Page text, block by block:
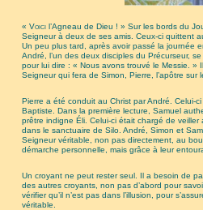
« Voicil’Agneau de Dieu ! » Sur les bords du
Seigneur à deux de ses amis. Ceux-ci quittent
Un peu plus tard, après avoir passé la journée
André, l’un des deux disciples du Précurseur,
pour lui dire : « Nous avons trouvé le Messie. »
Seigneur qui fera de Simon, Pierre, l’apôtre sur
Pierre a été conduit au Christ par André. Celui-
Baptiste. Dans la première lecture, Samuel
prêtre indigne Éli. Celui-ci était chargé de veiller
dans le sanctuaire de Silo. André, Simon et
Seigneur véritable, non pas directement, au
démarche personnelle, mais grâce à leur
Un croyant ne peut rester seul. Il a besoin de
des autres croyants, non pas d’abord pour
vérifier qu’il n’est pas dans l’illusion, pour
véritable.